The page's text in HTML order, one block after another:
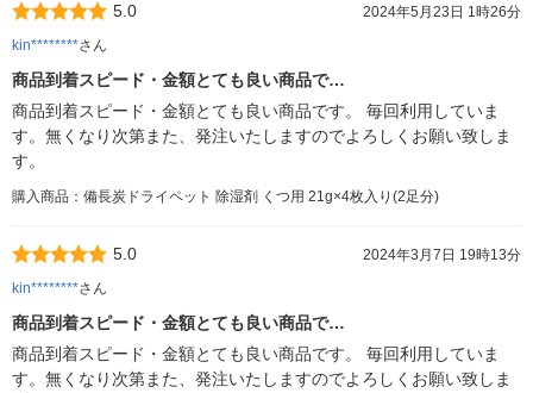
5.0
2024年5月23日 1時26分
kin********さん
商品到着スピード・金額とても良い商品で…
商品到着スピード・金額とても良い商品です。 毎回利用していま
す。無くなり次第また、発注いたしますのでよろしくお願い致しま
す。
購入商品：備長炭ドライペット 除湿剤 くつ用 21g×4枚入り(2足分)
5.0
2024年3月7日 19時13分
kin********さん
商品到着スピード・金額とても良い商品で…
商品到着スピード・金額とても良い商品です。 毎回利用していま
す。無くなり次第また、発注いたしますのでよろしくお願い致しま